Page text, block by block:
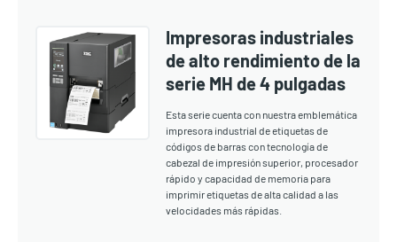
Impresoras industriales
de alto rendimiento de la
serie MH de 4 pulgadas
Esta serie cuenta con nuestra emblemática
impresora industrial de etiquetas de
códigos de barras con tecnología de
cabezal de impresión superior, procesador
rápido y capacidad de memoria para
imprimir etiquetas de alta calidad a las
velocidades más rápidas.